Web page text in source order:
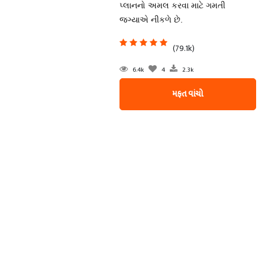
પ્લાનનો અમલ કરવા માટે ગમતી
જગ્યાએ નીકળે છે.
(79.1k)
6.4k 4 2.3k
મફત વાંચો